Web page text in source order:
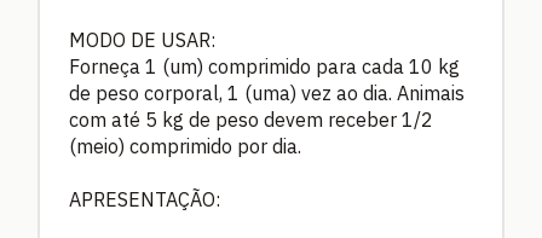
MODO DE USAR:
Forneça 1 (um) comprimido para cada 10 kg
de peso corporal, 1 (uma) vez ao dia. Animais
com até 5 kg de peso devem receber 1/2
(meio) comprimido por dia.
APRESENTAÇÃO: